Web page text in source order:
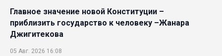
Главное значение новой Конституции –
приблизить государство к человеку –Жанара
Джигитекова
05 Авг. 2026 16:08